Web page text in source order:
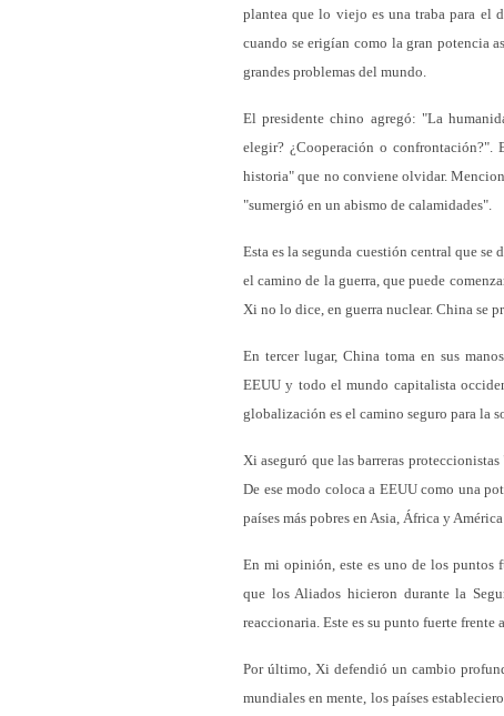
plantea que lo viejo es una traba para el
cuando se erigían como la gran potencia
grandes problemas del mundo.
El presidente chino agregó: "La
elegir? ¿Cooperación o confrontación?".
historia" que no conviene olvidar.
"sumergió en un abismo de calamidades".
Esta es la segunda cuestión central que
el camino de la guerra, que puede
Xi no lo dice, en guerra nuclear. China se
En tercer lugar, China toma en sus
EEUU y todo el mundo capitalista
globalización es el camino seguro para la
Xi aseguró que las barreras
De ese modo coloca a EEUU como una
países más pobres en Asia, África y
En mi opinión, este es uno de los puntos
que los Aliados hicieron durante la
reaccionaria. Este es su punto fuerte
Por último, Xi defendió un cambio
mundiales en mente, los países